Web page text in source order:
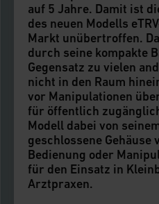
auf 5 Jahre. Damit ist
des neuen Modells
Markt unübertroffen.
durch seine kompakte
Gegensatz zu vielen
nicht in den Raum
vor Manipulationen
für öffentlich
Modell dabei von
geschlossene
Bedienung oder
für den Einsatz in
Arztpraxen.